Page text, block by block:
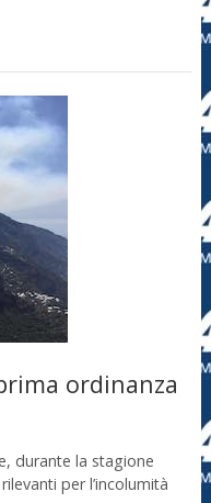
ordinanza
durante la stagione
per l’incolumità